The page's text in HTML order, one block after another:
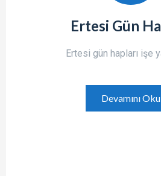
Ertesi Gün
Ertesi gün hapları işe
Devamını Oku